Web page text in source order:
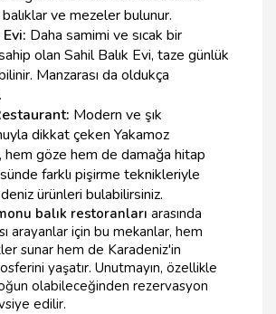
ve mezeler bulunur.
Daha samimi ve sıcak bir
olan Sahil Balık Evi, taze günlük
Manzarası da oldukça
Modern ve şık
dikkat çeken Yakamoz
hem göze hem de damağa hitap
farklı pişirme teknikleriyle
deniz ürünleri bulabilirsiniz.
balık restoranları arasında
arayanlar için bu mekanlar, hem
sunar hem de Karadeniz'in
yaşatır. Unutmayın, özellikle
olabileceğinden rezervasyon
edilir.